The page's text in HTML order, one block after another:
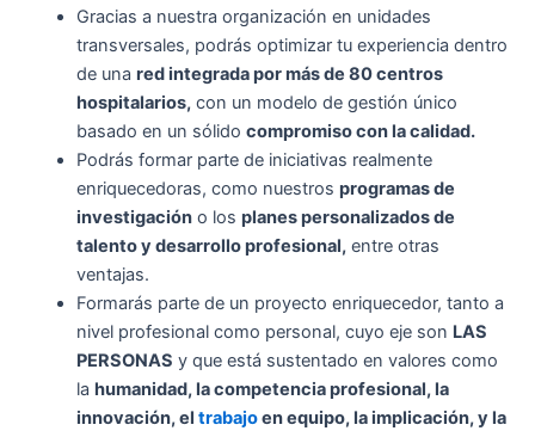
Gracias a nuestra organización en unidades
transversales, podrás optimizar tu experiencia dentro
de una red integrada por más de 80 centros
hospitalarios,con un modelo de gestión único
basado en un sólido compromiso con la calidad.
Podrás formar parte de iniciativas realmente
enriquecedoras, como nuestros programas de
investigacióno los planes personalizados de
talento y desarrollo profesional,entre otras
ventajas.
Formarás parte de un proyecto enriquecedor, tanto a
nivel profesional como personal, cuyo eje son LAS
PERSONAS y que está sustentado en valores como
la humanidad, la competencia profesional, la
innovación, el trabajoen equipo, la implicación, y la